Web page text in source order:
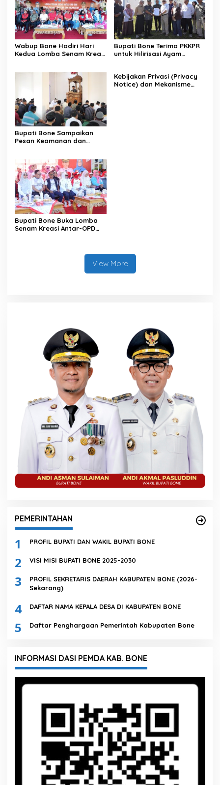
Wabup Bone Hadiri Hari
Kedua Lomba Senam Kreasi
Bupati Bone Terima PKKPR
untuk Hilirisasi Ayam
Bupati Bone Sampaikan
Pesan Keamanan dan
Kebijakan Privasi (Privacy
Notice) dan Mekanisme
Bupati Bone Buka Lomba
Senam Kreasi Antar-OPD
View More
PEMERINTAHAN
1 PROFIL BUPATI DAN WAKIL BUPATI BONE
2 VISI MISI BUPATI BONE 2025-2030
3
PROFIL SEKRETARIS DAERAH KABUPATEN BONE (2026-
Sekarang)
4 DAFTAR NAMA KEPALA DESA DI KABUPATEN BONE
5 Daftar Penghargaan Pemerintah Kabupaten Bone
INFORMASI DASI PEMDA KAB. BONE